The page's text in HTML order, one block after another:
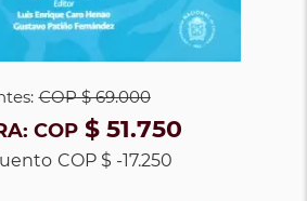
COP$ 69.000
COP $ 51.750
COP $ -17.250